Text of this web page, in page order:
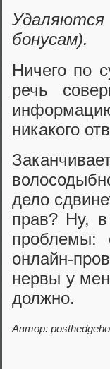
бонусам).
Ничего по
речь
никакого
дело
прав? Ну,
проблемы:
онлайн-
нервы у
должно.
Автор: